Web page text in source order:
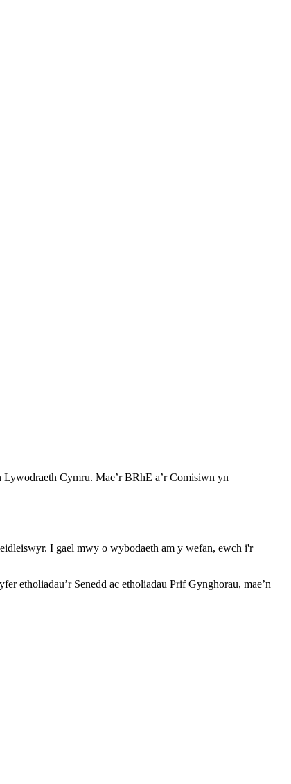
Cymru. Mae’r BRhE a’r Comisiwn yn
I gael mwy o wybodaeth am y wefan, ewch i'r
etholiadau’r Senedd ac etholiadau Prif Gynghorau, mae’n